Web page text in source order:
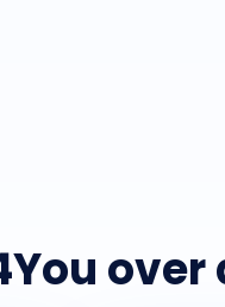
over